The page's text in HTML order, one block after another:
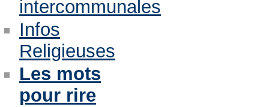
intercommunales
Infos
Religieuses
Les mots
pour rire